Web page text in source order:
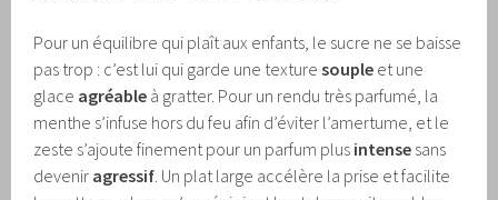
Pour un équilibre qui plaît aux enfants, le sucre ne se baisse
pas trop : c’est lui qui garde une texturesouple et une
glace agréable à gratter. Pour un rendu très parfumé, la
menthe s’infuse hors du feu afin d’éviter l’amertume, et le
zeste s’ajoute finement pour un parfum plus intense sans
devenir agressif . Un plat large accélère la prise et facilite